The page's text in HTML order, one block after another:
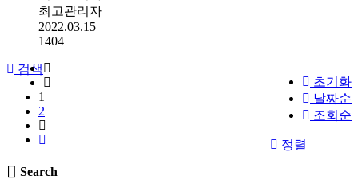
최고관리자
2022.03.15
1404
초기화
날짜순
조회순
정렬
검색
1
2
Search